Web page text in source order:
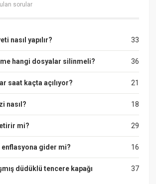
sorular
33
nasıl yapılır?
36
hangi dosyalar silinmeli?
21
saat kaçta açılıyor?
18
nasıl?
29
mi?
16
gider mi?
37
düdüklü tencere kapağı